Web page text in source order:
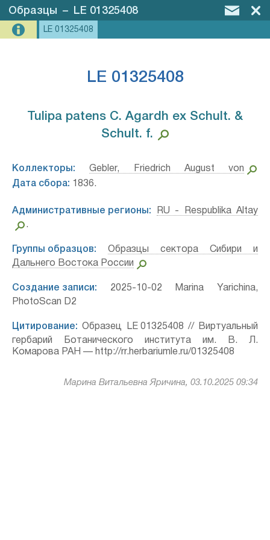
Образцы – LE 01325408
LE 01325408
LE 01325408
Tulipa patens C. Agardh ex Schult. &
Schult. f.⁣
Коллекторы:
Gebler, Friedrich August von
Дата сбора: 1836.
Административные регионы:
RU - Respublika Altay
.
Группы образцов:
Образцы сектора Сибири и
Дальнего Востока России
Создание записи: 2025-10-02 Marina Yarichina,
PhotoScan D2
Цитирование: Образец LE 01325408 // Виртуальный
гербарий Ботанического института им. В. Л.
Комарова РАН — http://rr.herbariumle.ru/01325408
Марина Витальевна Яричина, 03.10.2025 09:34